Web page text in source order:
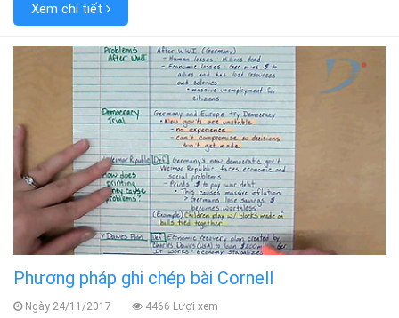
Xem chi tiết
Phương pháp ghi chép bài Cornell
Ngày 24/11/2017 4466 Lượi xem